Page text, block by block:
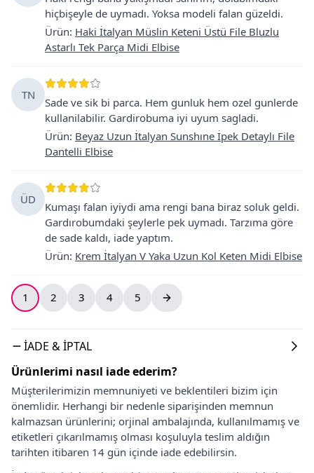
hiçbişeyle de uymadı. Yoksa modeli falan güzeldi.
Ürün: Haki İtalyan Müslin Keteni Üstü File Bluzlu
Astarlı Tek Parça Midi Elbise
TN
Sade ve sik bi parca. Hem gunluk hem ozel gunlerde
kullanilabilir. Gardirobuma iyi uyum sagladi.
Ürün: Beyaz Uzun İtalyan Sunshıne İpek Detaylı File
Dantelli Elbise
ÜD
Kumaşı falan iyiydi ama rengi bana biraz soluk geldi.
Gardırobumdaki şeylerle pek uymadı. Tarzıma göre
de sade kaldı, iade yaptım.
Ürün: Krem İtalyan V Yaka Uzun Kol Keten Midi Elbise
1 2 3 4 5
İADE & İPTAL
Ürünlerimi nasıl iade ederim?
Müşterilerimizin memnuniyeti ve beklentileri bizim için
önemlidir. Herhangi bir nedenle siparişinden memnun
kalmazsan ürünlerini; orjinal ambalajında, kullanılmamış ve
etiketleri çıkarılmamış olması koşuluyla teslim aldığın
tarihten itibaren 14 gün içinde iade edebilirsin.